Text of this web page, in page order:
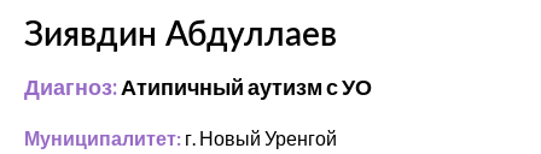
Зиявдин Абдуллаев
Диагноз:Атипичный аутизм с УО
Муниципалитет: г. Новый Уренгой